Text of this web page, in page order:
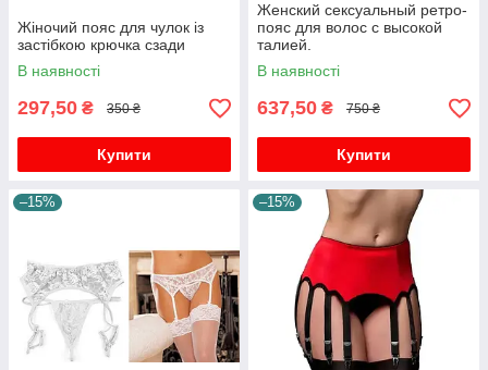
Жіночий пояс для чулок із
застібкою крючка сзади
В наявності
297,50 ₴ 350 ₴
Купити
Женский сексуальный ретро-
пояс для волос с высокой
талией.
В наявності
637,50 ₴ 750 ₴
Купити
–15% –15%